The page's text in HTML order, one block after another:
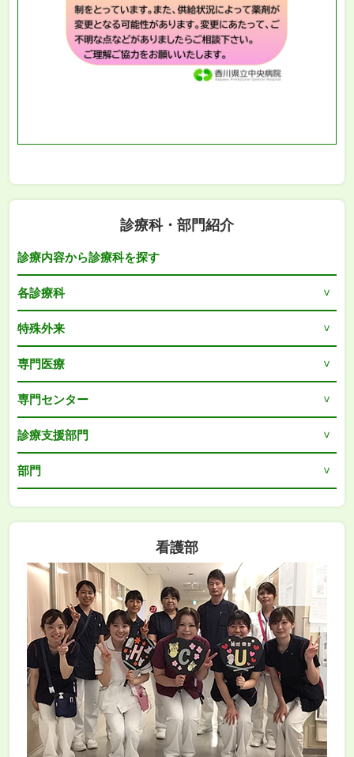
診療科・部門紹介
診療内容から診療科を探す
各診療科
特殊外来
専門医療
専門センター
診療支援部門
部門
看護部